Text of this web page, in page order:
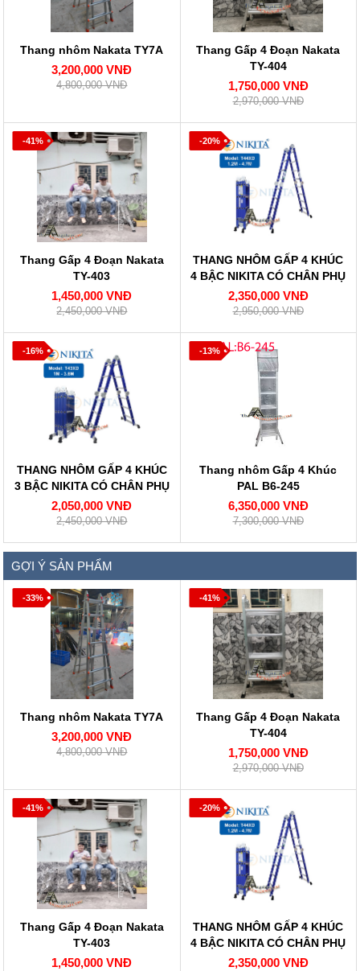
Thang nhôm Nakata TY7A
3,200,000 VNĐ
4,800,000 VNĐ
Thang Gấp 4 Đoạn Nakata
TY-404
1,750,000 VNĐ
2,970,000 VNĐ
-41%
Thang Gấp 4 Đoạn Nakata
TY-403
1,450,000 VNĐ
2,450,000 VNĐ
-20%
THANG NHÔM GẤP 4 KHÚC
4 BẬC NIKITA CÓ CHÂN PHỤ
NKT-T44XD
2,350,000 VNĐ
2,950,000 VNĐ
-16%
THANG NHÔM GẤP 4 KHÚC
3 BẬC NIKITA CÓ CHÂN PHỤ
NKT-T43XD
2,050,000 VNĐ
2,450,000 VNĐ
-13%
Thang nhôm Gấp 4 Khúc
PAL B6-245
6,350,000 VNĐ
7,300,000 VNĐ
GỢI Ý SẢN PHẨM
-33%
Thang nhôm Nakata TY7A
3,200,000 VNĐ
4,800,000 VNĐ
-41%
Thang Gấp 4 Đoạn Nakata
TY-404
1,750,000 VNĐ
2,970,000 VNĐ
-41%
Thang Gấp 4 Đoạn Nakata
TY-403
1,450,000 VNĐ
-20%
THANG NHÔM GẤP 4 KHÚC
4 BẬC NIKITA CÓ CHÂN PHỤ
NKT-T44XD
2,350,000 VNĐ